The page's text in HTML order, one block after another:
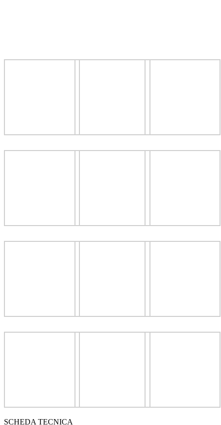
SCHEDA TECNICA